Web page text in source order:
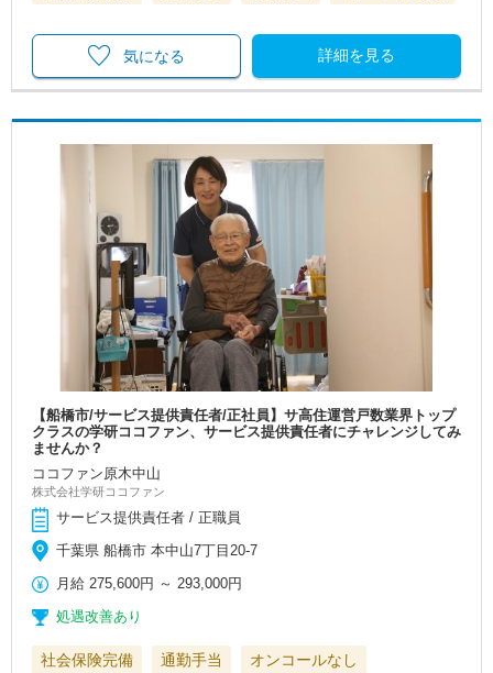
詳細を見る
気になる
【船橋市/サービス提供責任者/正社員】サ高住運営戸数業界トップ
クラスの学研ココファン、サービス提供責任者にチャレンジしてみ
ませんか？
ココファン原木中山
株式会社学研ココファン
サービス提供責任者 / 正職員
千葉県 船橋市 本中山7丁目20-7
月給 275,600円 ～ 293,000円
処遇改善あり
社会保険完備 通勤手当 オンコールなし